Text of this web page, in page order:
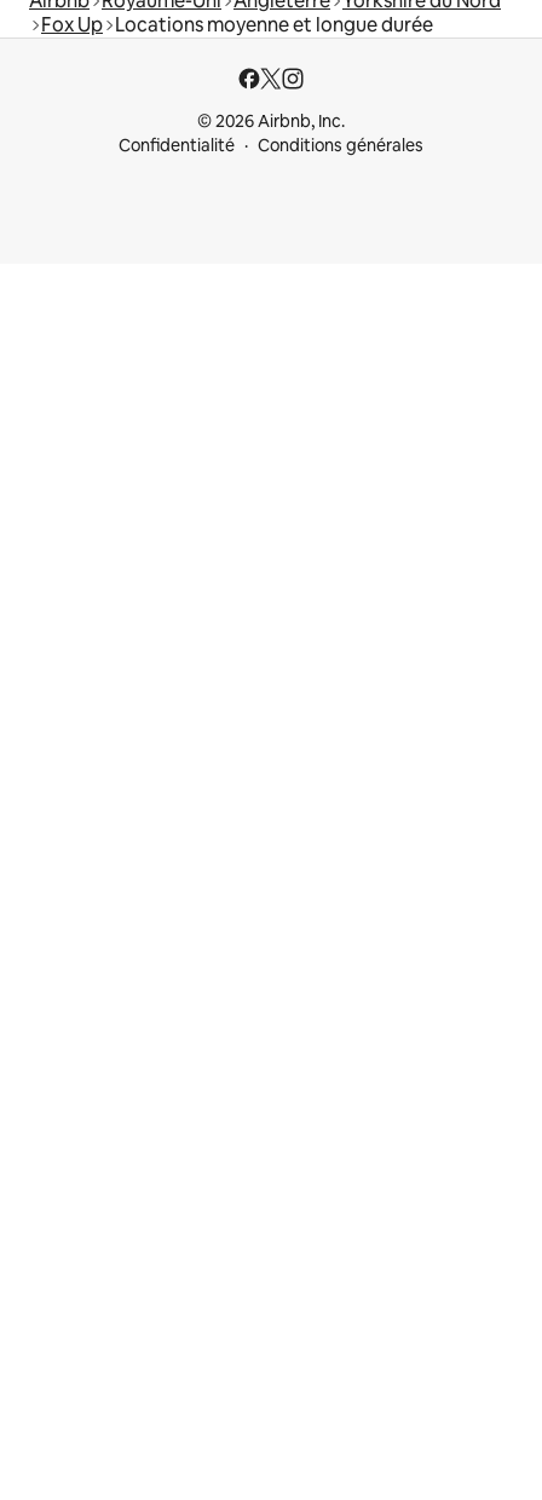
Fox Up Locations moyenne et longue durée
© 2026 Airbnb, Inc.
Confidentialité
Conditions générales